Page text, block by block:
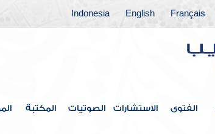
Français
English
Indonesia
الفتوى الاستشارات الصوتيات المكتبة